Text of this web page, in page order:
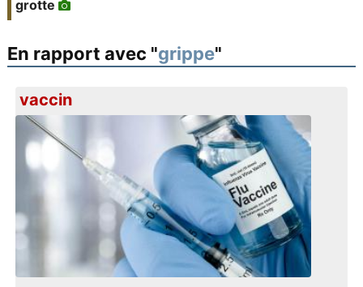
grotte
En rapport avec "grippe"
vaccin